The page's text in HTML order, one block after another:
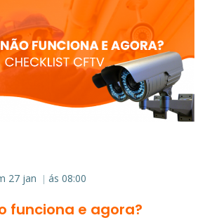
27 jan | ás 08:00
funciona e agora?